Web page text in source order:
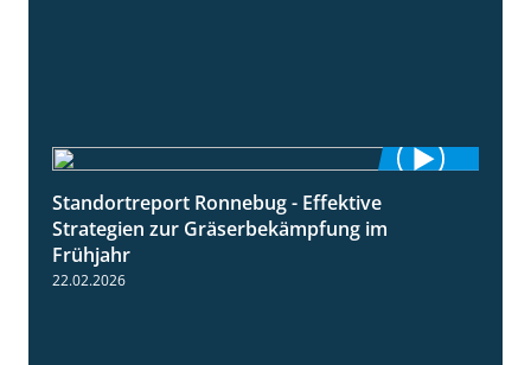
Standortreport Ronnebug - Effektive
Strategien zur Gräserbekämpfung im
Frühjahr
22.02.2026